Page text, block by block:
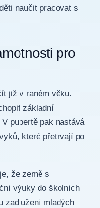
naučit pracovat s
pro
již v raném věku.
základní
pubertě pak nastává
které přetrvají po
že země s
výuky do školních
zadlužení mladých